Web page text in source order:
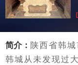
简介： 陕西省韩
韩城从未发现过